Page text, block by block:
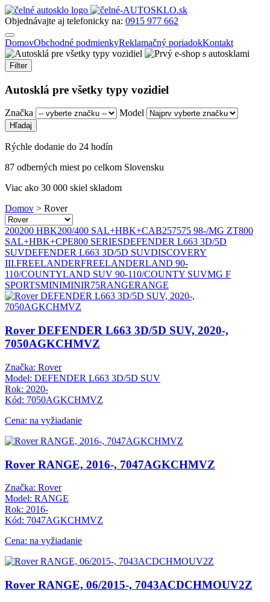
Objednávajte aj telefonicky na: 0915 977 662
DomovObchodné podmienkyReklamačný poriadokKontakt
Filter
Autosklá pre všetky typy vozidiel
Značka Model
Rýchle dodanie do 24 hodín
87 odberných miest po celkom Slovensku
Viac ako 30 000 skiel skladom
Domov > Rover
200200 HBK200/400 SAL+HBK+CAB257575 98-/MG ZT800
SAL+HBK+CPE800 SERIESDEFENDER L663 3D/5D
SUVDEFENDER L663 3D/5D SUVDISCOVERY
III.FREELANDERFREELANDERLAND 90-
110/COUNTYLAND SUV 90-110/COUNTY SUVMG F
SPORTSMINIMINIR75RANGERANGE
Rover DEFENDER L663 3D/5D SUV, 2020-,
7050AGKCHMVZ
Značka: Rover
Model: DEFENDER L663 3D/5D SUV
Rok: 2020-
Kód: 7050AGKCHMVZ
Cena: na vyžiadanie
Rover RANGE, 2016-, 7047AGKCHMVZ
Značka: Rover
Model: RANGE
Rok: 2016-
Kód: 7047AGKCHMVZ
Cena: na vyžiadanie
Rover RANGE, 06/2015-, 7043ACDCHMOUV2Z